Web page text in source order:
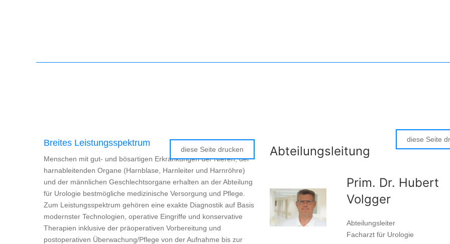
diese Seite drucken
Breites Leistungsspektrum
Menschen mit gut- und bösartigen Erkrankungen der Nieren, der
harnableitenden Organe (Harnblase, Harnleiter und Harnröhre)
und der männlichen Geschlechtsorgane erhalten an der Abteilung
für Urologie bestmögliche medizinische Versorgung und Pflege.
Zum Leistungsspektrum gehören eine exakte Diagnostik auf Basis
modernster Technologien, operative Eingriffe und konservative
Therapien inklusive der präoperativen Vorbereitung und
postoperativen Überwachung/Pflege von der Aufnahme bis zur
diese Seite
Abteilungsleitung
Prim. Dr. Hubert
Volgger
Abteilungsleiter
Facharzt für Urologie